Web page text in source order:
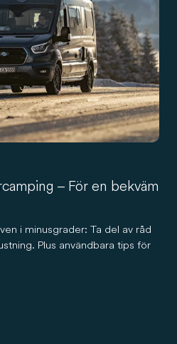
– För en bekväm
i minusgrader: Ta del av råd
Plus användbara tips för